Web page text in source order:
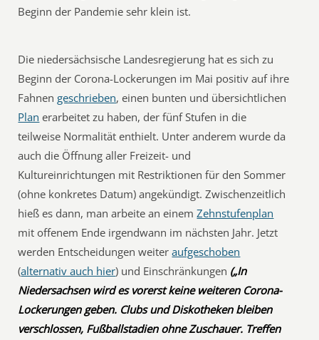
Beginn der Pandemie sehr klein ist.
Die niedersächsische Landesregierung hat es sich zu
Beginn der Corona-Lockerungen im Mai positiv auf ihre
Fahnengeschrieben, einen bunten und übersichtlichen
Plan erarbeitet zu haben, der fünf Stufen in die
teilweise Normalität enthielt. Unter anderem wurde da
auch die Öffnung aller Freizeit- und
Kultureinrichtungen mit Restriktionen für den Sommer
(ohne konkretes Datum) angekündigt. Zwischenzeitlich
hieß es dann, man arbeite an einemZehnstufenplan
mit offenem Ende irgendwann im nächsten Jahr. Jetzt
werden Entscheidungen weiteraufgeschoben
(alternativ auch hier) und Einschränkungen („In
Niedersachsen wird es vorerst keine weiteren Corona-
Lockerungen geben. Clubs und Diskotheken bleiben
verschlossen, Fußballstadien ohne Zuschauer. Treffen